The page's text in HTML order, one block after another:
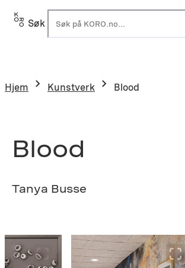
Hopp
Søk
Hjem Kunstverk Blood
Blood
Tanya Busse